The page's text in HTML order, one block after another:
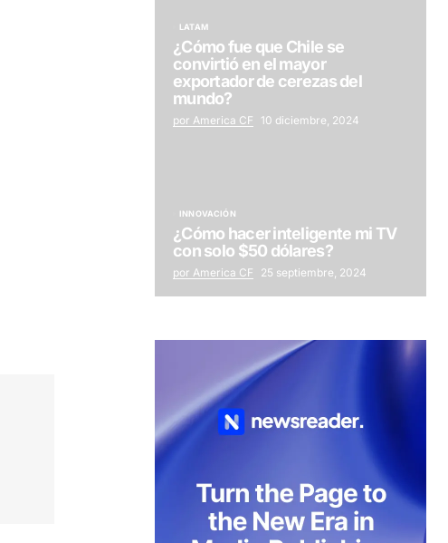
LATAM
¿Cómo fue que Chile se
convirtió en el mayor
exportador de cerezas del
mundo?
por America CF 10 diciembre, 2024
INNOVACIÓN
¿Cómo hacer inteligente mi TV
con solo $50 dólares?
por America CF 25 septiembre, 2024